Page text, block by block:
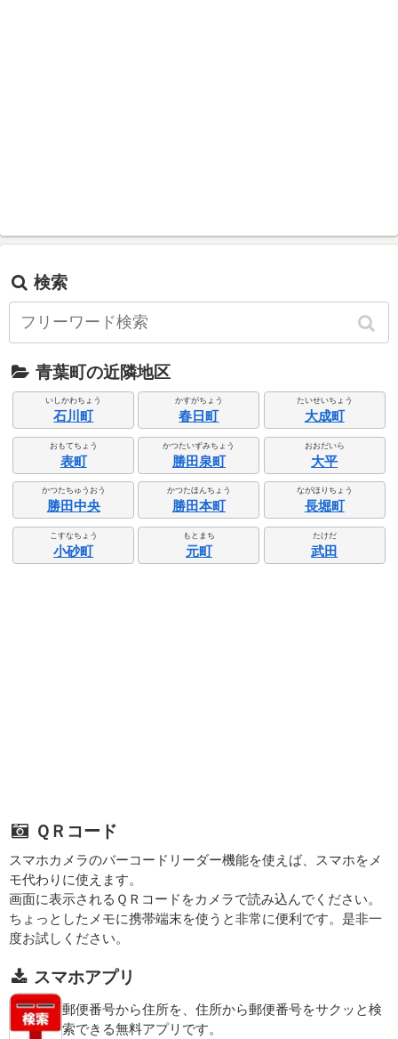
検索
青葉町の近隣地区
いしかわちょう
石川町
かすがちょう
春日町
たいせいちょう
大成町
おもてちょう
表町
かつたいずみちょう
勝田泉町
おおだいら
大平
かつたちゅうおう
勝田中央
かつたほんちょう
勝田本町
ながほりちょう
長堀町
こすなちょう
小砂町
もとまち
元町
たけだ
武田
ＱＲコード
スマホカメラのバーコードリーダー機能を使えば、スマホをメ
モ代わりに使えます。
画面に表示されるＱＲコードをカメラで読み込んでください。
ちょっとしたメモに携帯端末を使うと非常に便利です。是非一
度お試しください。
スマホアプリ
郵便番号から住所を、住所から郵便番号をサクッと検
索できる無料アプリです。